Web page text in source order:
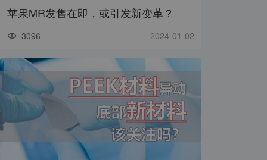
苹果MR发售在即，或引发新变革？
3096 2024-01-02